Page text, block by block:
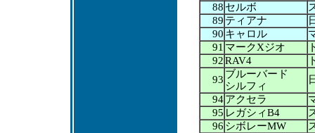
88 セルボ
89 ティアナ
90 キャロル
91 マークXジオ
92RAV4
93 ブルーバード
シルフィ
94 アクセラ
95 レガシィB4
96 シボレーMW